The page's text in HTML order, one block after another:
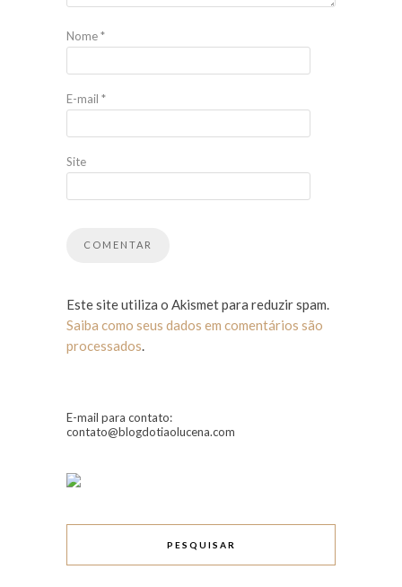
Nome*
E-mail *
Site
Este site utiliza o Akismet para reduzir spam.
Saiba como seus dados em comentários são
processados.
E-mail para contato:
contato@blogdotiaolucena.com
PESQUISAR